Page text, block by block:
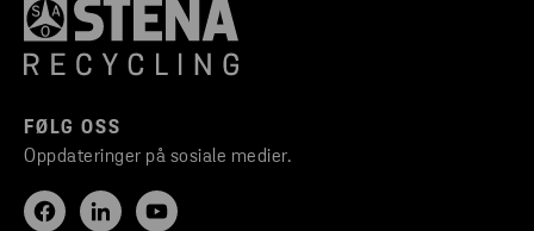
FØLG OSS
Oppdateringer på sosiale medier.